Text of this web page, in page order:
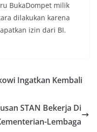
BukaDompet milik
dilakukan karena
izin dari BI.
Ingatkan Kembali
STAN Bekerja Di
Lembaga